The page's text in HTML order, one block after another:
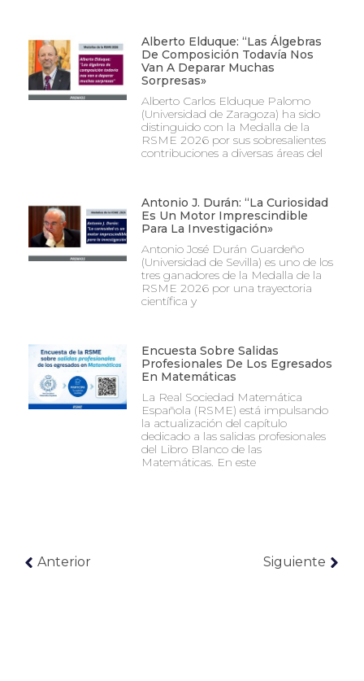
Alberto Elduque: “Las Álgebras
De Composición Todavía Nos
Van A Deparar Muchas
Sorpresas»
Alberto Carlos Elduque Palomo
(Universidad de Zaragoza) ha sido
distinguido con la Medalla de la
RSME 2026 por sus sobresalientes
contribuciones a diversas áreas del
Antonio J. Durán: “La Curiosidad
Es Un Motor Imprescindible
Para La Investigación»
Antonio José Durán Guardeño
(Universidad de Sevilla) es uno de los
tres ganadores de la Medalla de la
RSME 2026 por una trayectoria
científica y
Encuesta Sobre Salidas
Profesionales De Los Egresados
En Matemáticas
La Real Sociedad Matemática
Española (RSME) está impulsando
la actualización del capítulo
dedicado a las salidas profesionales
del Libro Blanco de las
Matemáticas. En este
Anterior Siguiente